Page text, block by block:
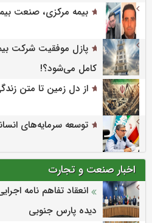
بیمه مرکزی، صنعت
کامل می‌شود؟!
از دل زمین تا متن
توسعه سرمایه‌های
اخبار صنعت و تجارت
انعقاد تفاهم نامه
دیده پارس جنوبی